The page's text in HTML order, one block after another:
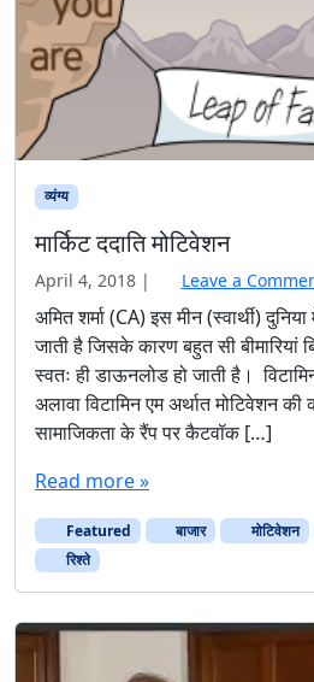
व्यंग्य
मार्किट ददाति मोटिवेशन
April 4, 2018 | Leave a
अमित शर्मा (CA) इस मीन (स्वार्थी)
जाती है जिसके कारण बहुत सी
स्वतः ही डाऊनलोड हो जाती है।
अलावा विटामिन एम अर्थात मोटिवेशन
सामाजिकता के रैंप पर कैटवॉक […]
Read more »
Featured बाजार मोटिवेशन
रिश्ते